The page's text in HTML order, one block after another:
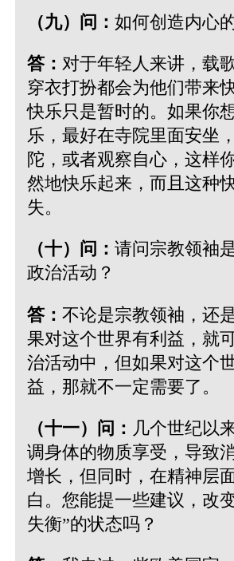
（九）问： 如何创造内心
答： 对于年轻人来讲，载
穿衣打扮都会为他们带来
快乐只是暂时的。如果你
乐，最好在寺院里面安坐
陀，或者观察自心，这样
然地快乐起来，而且这种
失。
（十）问： 请问宗教领袖
政治活动？
答： 不论是宗教领袖，还
果对这个世界有利益，就
治活动中，但如果对这个
益，那就不一定需要了。
（十一）问： 几个世纪以
调身体的物质享受，导致
增长，但同时，在精神层
白。您能提一些建议，改
失衡”的状态吗？